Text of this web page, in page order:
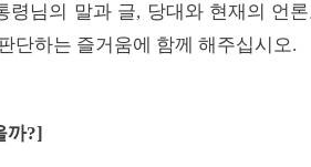
령님의 말과 글, 당대와 현재의 언
단하는 즐거움에 함께 해주십시오.
까?]